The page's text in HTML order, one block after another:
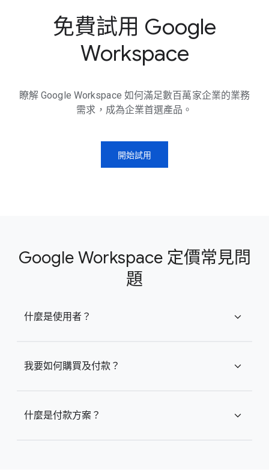
免費試用 Google
Workspace
瞭解 Google Workspace 如何滿足數百萬家企業的業務
需求，成為企業首選產品。
開始試用
Google Workspace 定價常見問
題
什麼是使用者？ expand_more
我要如何購買及付款？ expand_more
什麼是付款方案？ expand_more